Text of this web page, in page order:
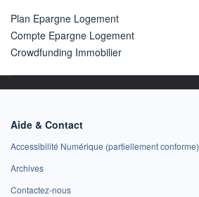
Plan Epargne Logement
Compte Epargne Logement
Crowdfunding Immobilier
Aide & Contact
Accessibilité Numérique (partiellement conforme)
Archives
Contactez-nous